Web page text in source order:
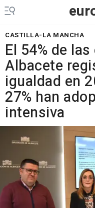
CASTILLA-LA MANCHA
El 54% de
Albacete
igualdad en
27% han
intensiva